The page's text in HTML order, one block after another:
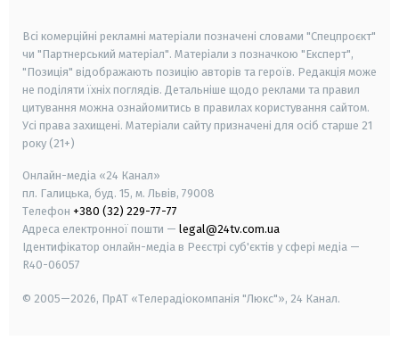
Всі комерційні рекламні матеріали позначені словами "Спецпроєкт"
чи "Партнерський матеріал". Матеріали з позначкою "Експерт",
"Позиція" відображають позицію авторів та героїв. Редакція може
не поділяти їхніх поглядів. Детальніше щодо реклами та правил
цитування можна ознайомитись в правилах користування сайтом.
Усі права захищені. Матеріали сайту призначені для осіб старше 21
року (21+)
Онлайн-медіа «24 Канал»
пл. Галицька, буд. 15, м. Львів, 79008
Телефон +380 (32) 229-77-77
Адреса електронної пошти — legal@24tv.com.ua
Ідентифікатор онлайн-медіа в Реєстрі суб'єктів у сфері медіа —
R40-06057
© 2005—2026, ПрАТ «Телерадіокомпанія "Люкс"», 24 Канал.